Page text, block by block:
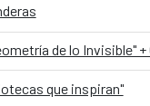
que inspiran"